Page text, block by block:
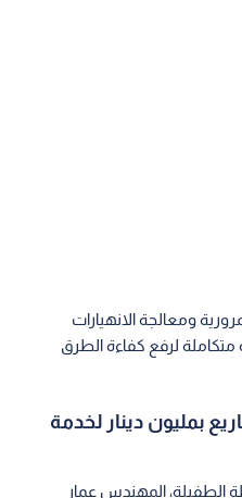
ومعالجة الانهيارات
لرفع كفاءة الطرق
بمليون دينار لخدمة
المهندس عمار